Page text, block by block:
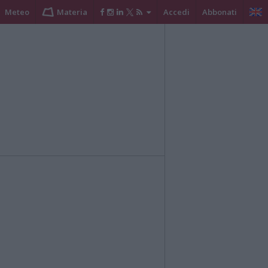
Meteo Materia Accedi Abbonati